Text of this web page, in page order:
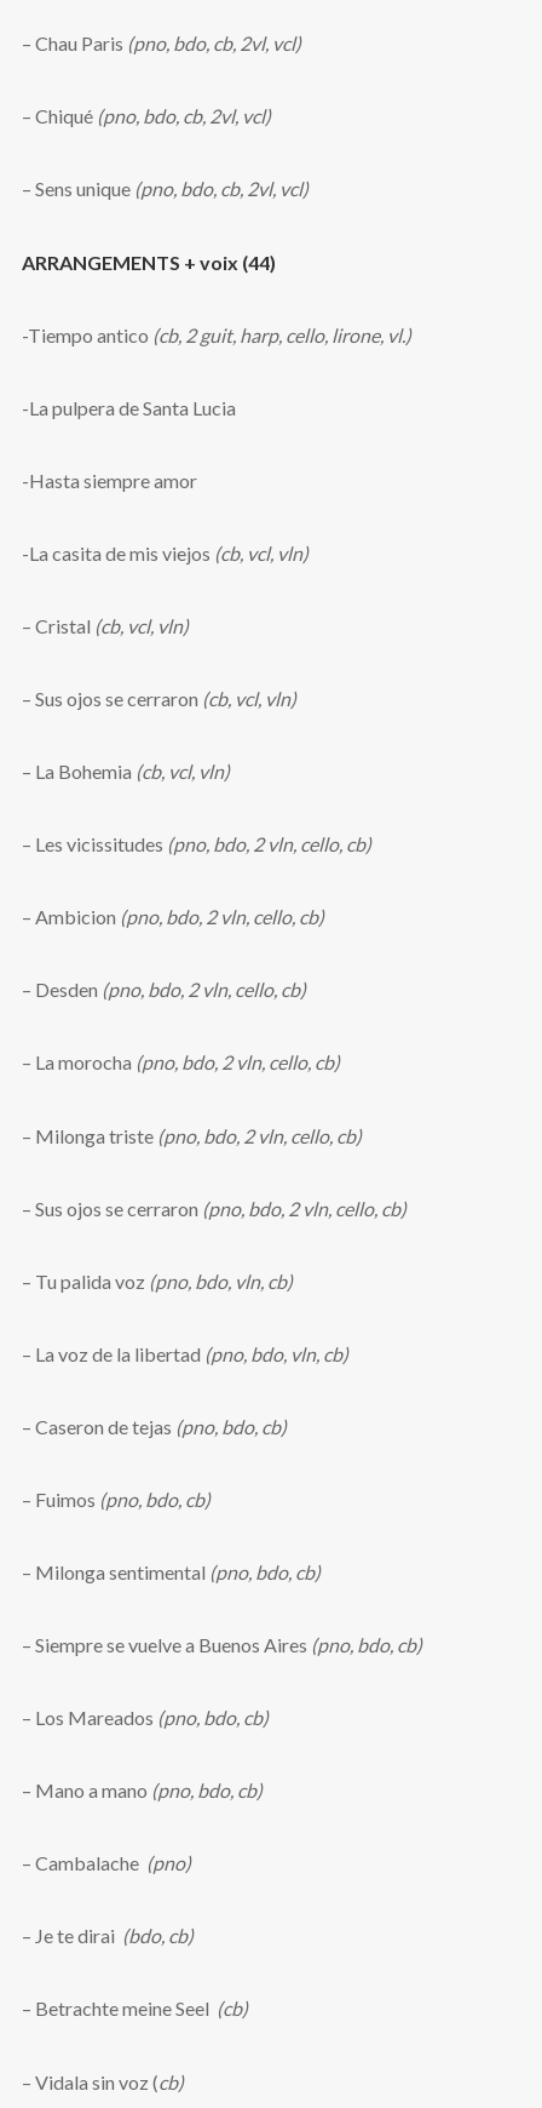
– Chau Paris (pno, bdo, cb, 2vl, vcl)
– Chiqué (pno, bdo, cb, 2vl, vcl)
– Sens unique (pno, bdo, cb, 2vl, vcl)
ARRANGEMENTS + voix (44)
-Tiempo antico (cb, 2 guit, harp, cello, lirone, vl.)
-La pulpera de Santa Lucia
-Hasta siempre amor
-La casita de mis viejos (cb, vcl, vln)
– Cristal (cb, vcl, vln)
– Sus ojos se cerraron (cb, vcl, vln)
– La Bohemia (cb, vcl, vln)
– Les vicissitudes (pno, bdo, 2 vln, cello, cb)
– Ambicion (pno, bdo, 2 vln, cello, cb)
– Desden (pno, bdo, 2 vln, cello, cb)
– La morocha (pno, bdo, 2 vln, cello, cb)
– Milonga triste (pno, bdo, 2 vln, cello, cb)
– Sus ojos se cerraron (pno, bdo, 2 vln, cello, cb)
– Tu palida voz (pno, bdo, vln, cb)
– La voz de la libertad (pno, bdo, vln, cb)
– Caseron de tejas (pno, bdo, cb)
– Fuimos (pno, bdo, cb)
– Milonga sentimental (pno, bdo, cb)
– Siempre se vuelve a Buenos Aires (pno, bdo, cb)
– Los Mareados (pno, bdo, cb)
– Mano a mano (pno, bdo, cb)
– Cambalache (pno)
– Je te dirai (bdo, cb)
– Betrachte meine Seel (cb)
– Vidala sin voz (cb)